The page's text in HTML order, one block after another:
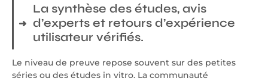
La synthèse des études, avis
d’experts et retours d’expérience
utilisateur vérifiés.
Le niveau de preuve repose souvent sur des petites
séries ou des études in vitro. La communauté